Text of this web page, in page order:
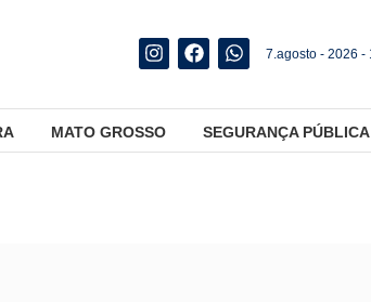
7.agosto - 2026 -
MATO GROSSO SEGURANÇA PÚBLICA